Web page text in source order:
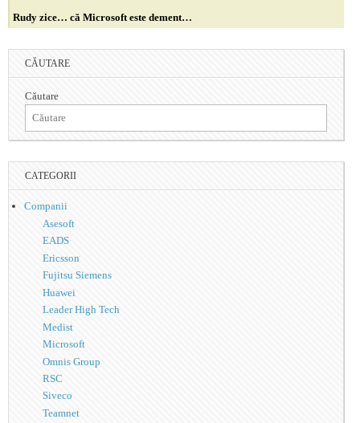
Rudy zice… că Microsoft este dement…
CĂUTARE
Căutare
CATEGORII
Companii
Asesoft
EADS
Ericsson
Fujitsu Siemens
Huawei
Leader High Tech
Medist
Microsoft
Omnis Group
RSC
Siveco
Teamnet